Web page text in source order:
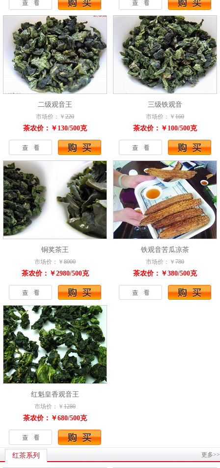
二级观音王
市场价：￥ 220
茶农价：￥130/500克
三级铁观音
市场价：￥ 160
茶农价：￥100/500克
铜奖茶王
市场价：￥ 8000
茶农价：￥2980/500克
铁观音苦瓜凉茶
市场价：￥ 780
茶农价：￥380/500克
红魁皇香观音王
市场价：￥ 1280
茶农价：￥680/500克
红茶系列 更多>>